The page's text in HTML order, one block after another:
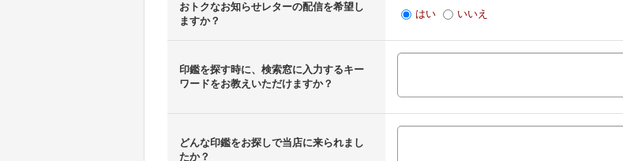
おトクなお知らせレターの配信を希望し
ますか？
はい いいえ
印鑑を探す時に、検索窓に入力するキー
ワードをお教えいただけますか？
どんな印鑑をお探しで当店に来られまし
たか？